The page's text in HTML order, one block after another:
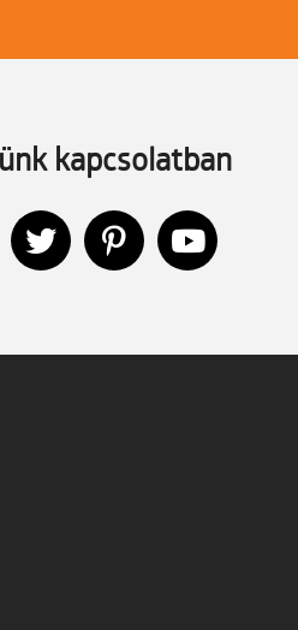
kapcsolatban